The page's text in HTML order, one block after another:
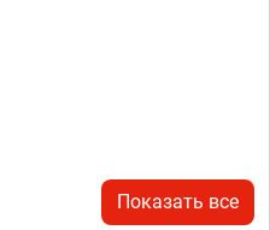
Показать все